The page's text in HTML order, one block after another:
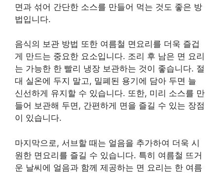
면과 섞어 간단한 소스를 만들어 먹는 것도 좋은 방
법입니다.
음식의 보관 방법 또한 여름철 면요리를 더욱 즐겁
게 만드는 중요한 요소입니다. 조리 후 남은 면 요리
는 가능한 한 빨리 냉장 보관하는 것이 좋습니다. 절
대 실온에 두지 말고, 밀폐된 용기에 담아 두면 늘
신선하게 유지할 수 있습니다. 또한, 미리 소스를 만
들어 보관해 두면, 간편하게 면을 즐길 수 있는 장점
이 있습니다.
마지막으로, 서브할 때는 얼음을 추가하여 더욱 시
원한 면요리를 즐길 수 있습니다. 특히 여름철 뜨거
운 날씨에 얼음과 함께 제공하는 면 요리는 한 여름